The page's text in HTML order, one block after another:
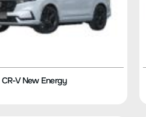
CR-V New Energy